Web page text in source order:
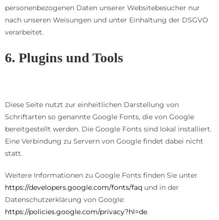
personenbezogenen Daten unserer Websitebesucher nur
nach unseren Weisungen und unter Einhaltung der DSGVO
verarbeitet.
6. Plugins und Tools
Diese Seite nutzt zur einheitlichen Darstellung von
Schriftarten so genannte Google Fonts, die von Google
bereitgestellt werden. Die Google Fonts sind lokal installiert.
Eine Verbindung zu Servern von Google findet dabei nicht
statt.
Weitere Informationen zu Google Fonts finden Sie unter
https://developers.google.com/fonts/faq und in der
Datenschutzerklärung von Google:
https://policies.google.com/privacy?hl=de.